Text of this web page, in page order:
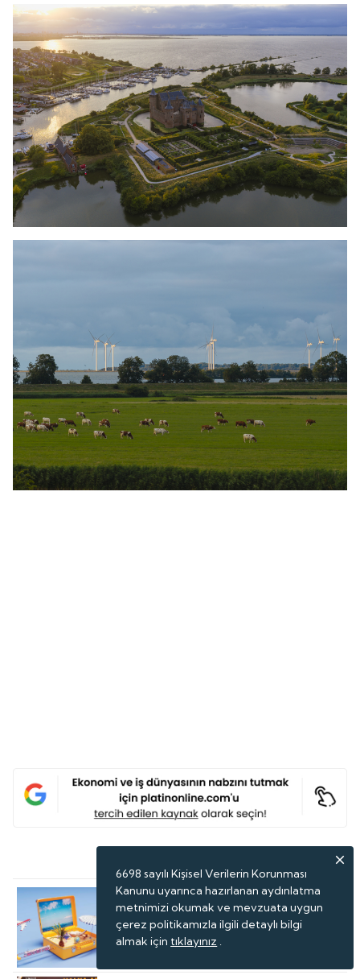
Turizmin Yeni Değer Haritası
6698 sayılı Kişisel Verilerin Korunması
Kanunu uyarınca hazırlanan aydınlatma
metnimizi okumak ve mevzuata uygun
çerez politikamızla ilgili detaylı bilgi
almak için tıklayınız .